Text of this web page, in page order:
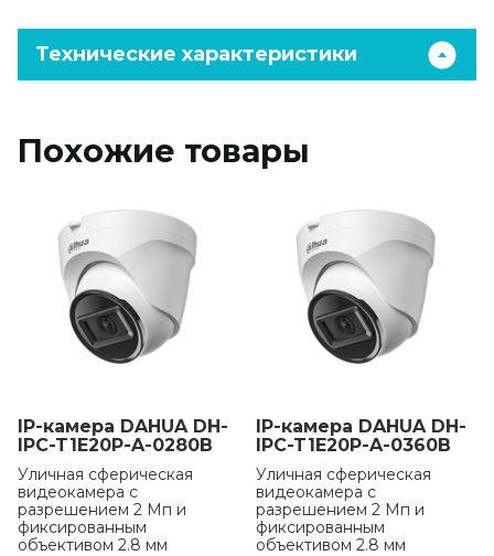
Технические характеристики
Похожие товары
IP-камера DAHUA DH-
IPC-T1E20P-A-0280B
Уличная сферическая
видеокамера с
разрешением 2 Мп и
фиксированным
объективом 2.8 мм
IP-камера DAHUA DH-
IPC-T1E20P-A-0360B
Уличная сферическая
видеокамера с
разрешением 2 Мп и
фиксированным
объективом 2.8 мм